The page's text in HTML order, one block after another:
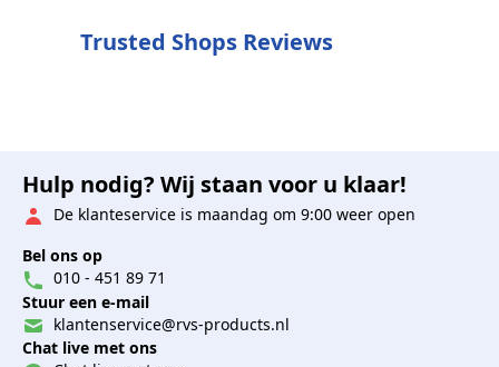
Trusted Shops Reviews
Hulp nodig? Wij staan voor u klaar!
De klanteservice is maandag om 9:00 weer open
Bel ons op
010 - 451 89 71
Stuur een e-mail
klantenservice@rvs-products.nl
Chat live met ons